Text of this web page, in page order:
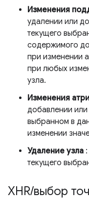
Изменения
удалении или
текущего
содержимого
при изменении
при любых
узла.
Изменения
добавлении или
выбранном в
изменении
Удаление узла
текущего
XHR/выбор